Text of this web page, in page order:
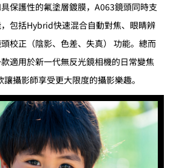
保護性的氟塗層鍍膜，A063鏡頭同時支
包括Hybrid快速混合自動對焦、眼睛辨
校正（陰影、色差、失真） 功能。總而
適用於新一代無反光鏡相機的日常變焦
攝影師享受更大限度的攝影樂趣。